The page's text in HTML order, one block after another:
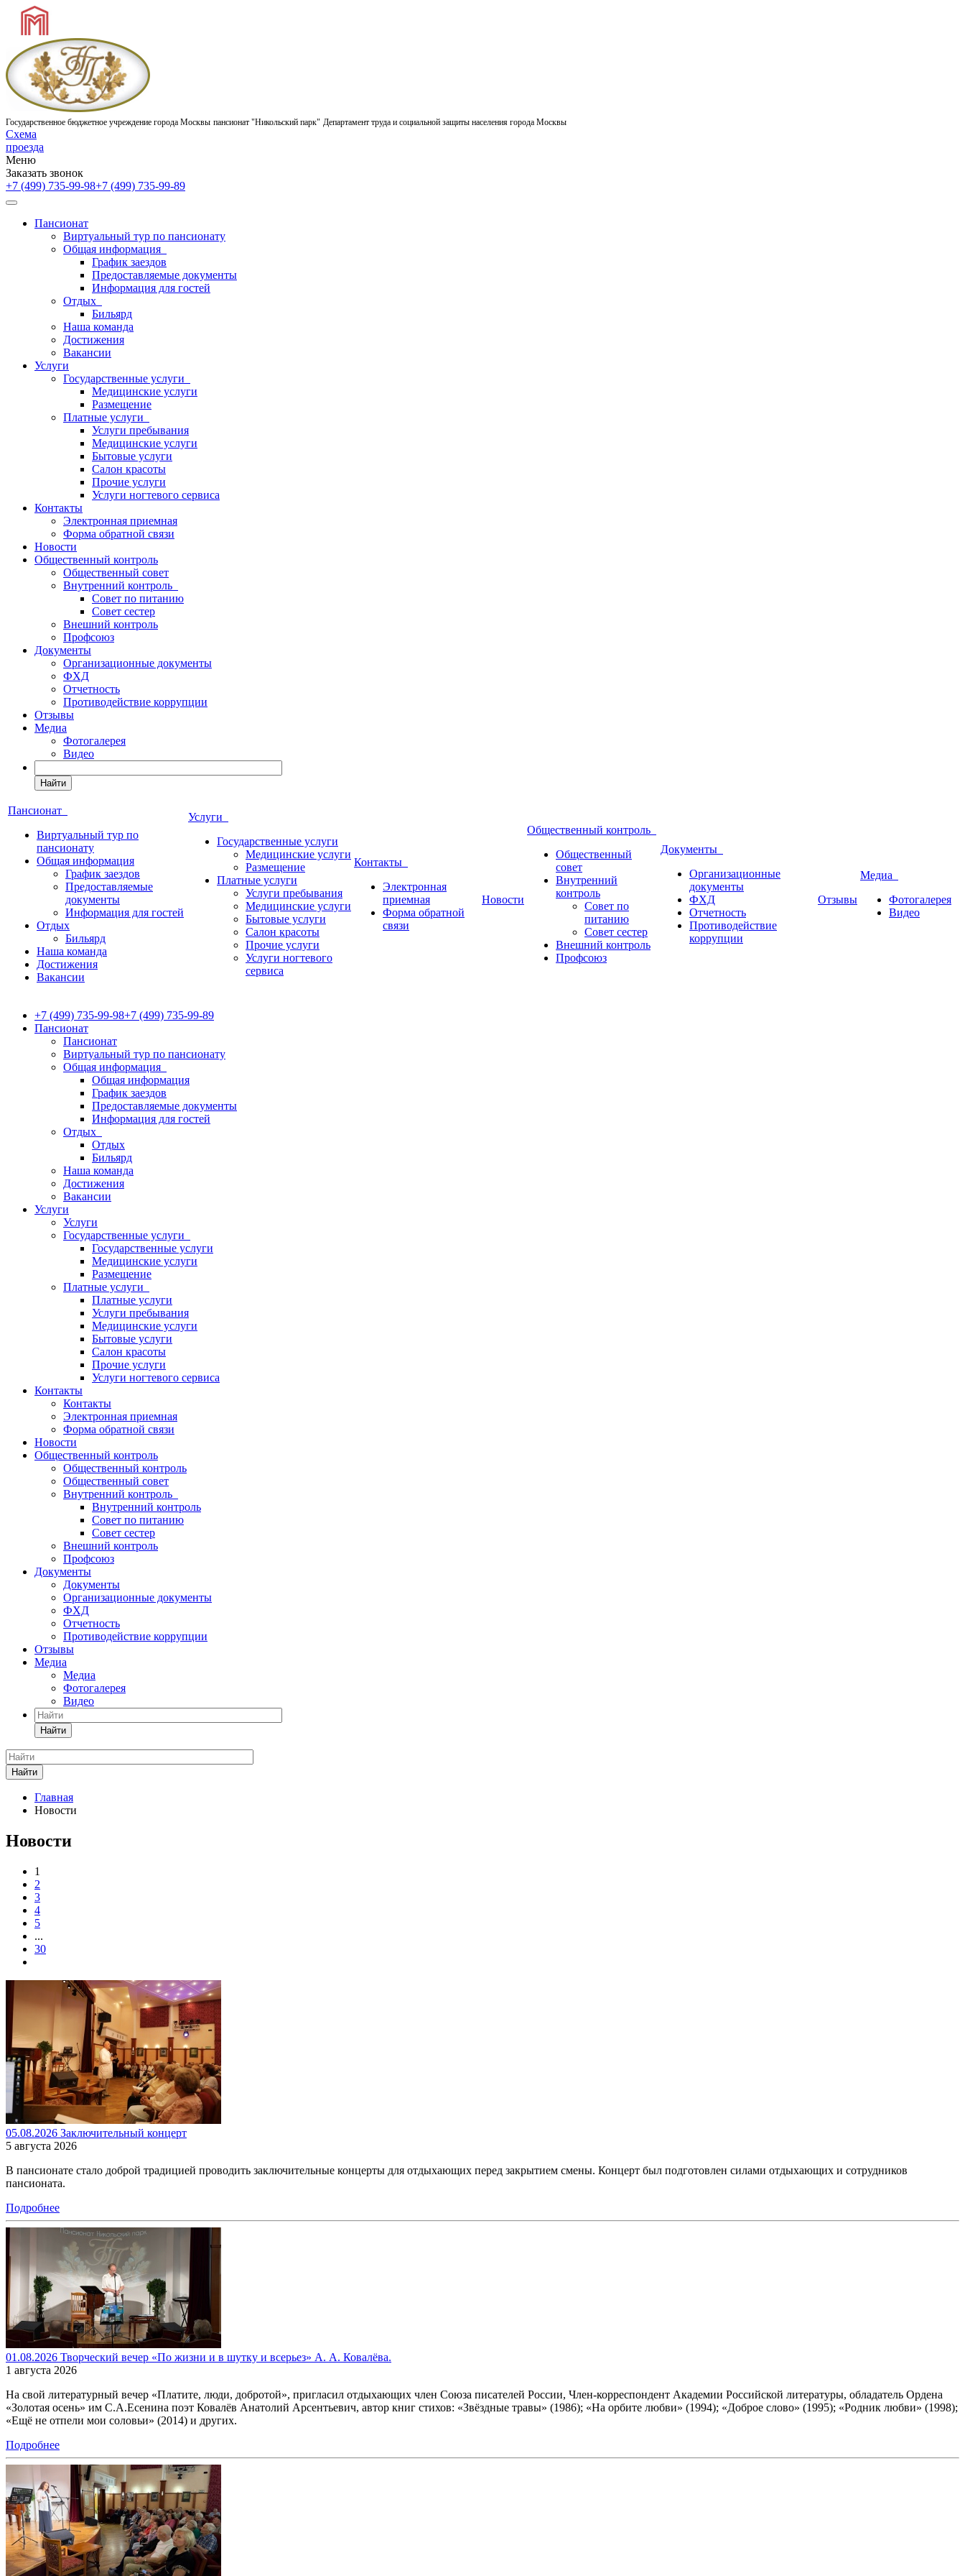
Государственное бюджетное учреждение города Москвы пансионат "Никольский парк" Департамент труда и социальной защиты населения города Москвы
Схема
проезда
Меню
Заказать звонок
+7 (499) 735-99-98+7 (499) 735-99-89
Пансионат
Виртуальный тур по пансионату
Общая информация
График заездов
Предоставляемые документы
Информация для гостей
Отдых
Бильярд
Наша команда
Достижения
Вакансии
Услуги
Государственные услуги
Медицинские услуги
Размещение
Платные услуги
Услуги пребывания
Медицинские услуги
Бытовые услуги
Салон красоты
Прочие услуги
Услуги ногтевого сервиса
Контакты
Электронная приемная
Форма обратной связи
Новости
Общественный контроль
Общественный совет
Внутренний контроль
Совет по питанию
Совет сестер
Внешний контроль
Профсоюз
Документы
Организационные документы
ФХД
Отчетность
Противодействие коррупции
Отзывы
Медиа
Фотогалерея
Видео
Найти
Пансионат
Виртуальный тур по
пансионату
Общая информация
График заездов
Предоставляемые
документы
Информация для гостей
Отдых
Бильярд
Наша команда
Достижения
Вакансии
Услуги
Государственные услуги
Медицинские услуги
Размещение
Платные услуги
Услуги пребывания
Медицинские услуги
Бытовые услуги
Салон красоты
Прочие услуги
Услуги ногтевого
сервиса
Контакты
Электронная
приемная
Форма обратной
связи
Новости
Общественный контроль
Общественный
совет
Внутренний
контроль
Совет по
питанию
Совет сестер
Внешний контроль
Профсоюз
Документы
Организационные
документы
ФХД
Отчетность
Противодействие
коррупции
Отзывы
Медиа
Фотогалерея
Видео
+7 (499) 735-99-98+7 (499) 735-99-89
Пансионат
Пансионат
Виртуальный тур по пансионату
Общая информация
Общая информация
График заездов
Предоставляемые документы
Информация для гостей
Отдых
Отдых
Бильярд
Наша команда
Достижения
Вакансии
Услуги
Услуги
Государственные услуги
Государственные услуги
Медицинские услуги
Размещение
Платные услуги
Платные услуги
Услуги пребывания
Медицинские услуги
Бытовые услуги
Салон красоты
Прочие услуги
Услуги ногтевого сервиса
Контакты
Контакты
Электронная приемная
Форма обратной связи
Новости
Общественный контроль
Общественный контроль
Общественный совет
Внутренний контроль
Внутренний контроль
Совет по питанию
Совет сестер
Внешний контроль
Профсоюз
Документы
Документы
Организационные документы
ФХД
Отчетность
Противодействие коррупции
Отзывы
Медиа
Медиа
Фотогалерея
Видео
Найти
Найти
Главная
Новости
Новости
1
2
3
4
5
...
30
05.08.2026 Заключительный концерт
5 августа 2026
В пансионате стало доброй традицией проводить заключительные концерты для отдыхающих перед закрытием смены. Концерт был подготовлен силами отдыхающих и сотрудников
пансионата.
Подробнее
01.08.2026 Творческий вечер «По жизни и в шутку и всерьез» А. А. Ковалёва.
1 августа 2026
На свой литературный вечер «Платите, люди, добротой», пригласил отдыхающих член Союза писателей России, Член-корреспондент Академии Российской литературы, обладатель Ордена
«Золотая осень» им С.А.Есенина поэт Ковалёв Анатолий Арсентьевич, автор книг стихов: «Звёздные травы» (1986); «На орбите любви» (1994); «Доброе слово» (1995); «Родник любви» (1998);
«Ещё не отпели мои соловьи» (2014) и других.
Подробнее